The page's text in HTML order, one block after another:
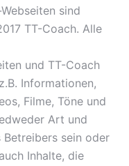
sind
TT-Coach. Alle
und TT-Coach
Informationen,
Filme, Töne und
Art und
Betreibers sein oder
Inhalte, die